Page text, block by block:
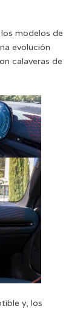
modelos de
evolución
calaveras de
y, los